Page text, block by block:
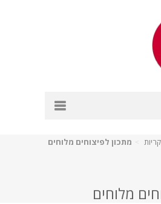
מתכון לפיצוחים מלוחים
מלוחים